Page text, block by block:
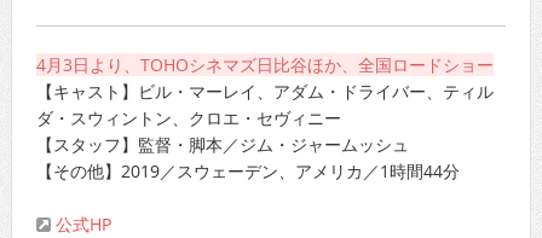
4月3日より、TOHOシネマズ日比谷ほか、全国ロードショー
【キャスト】ビル・マーレイ、アダム・ドライバー、ティル
ダ・スウィントン、クロエ・セヴィニー
【スタッフ】監督・脚本／ジム・ジャームッシュ
【その他】2019／スウェーデン、アメリカ／1時間44分
公式HP